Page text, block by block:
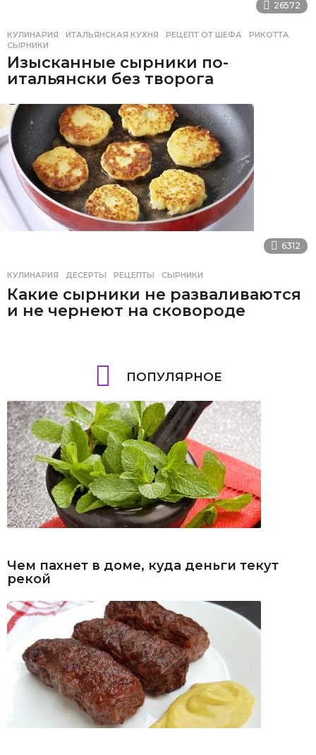
26572
КУЛИНАРИЯ ИТАЛЬЯНСКАЯ КУХНЯ ,РЕЦЕПТ ОТ ШЕФА ,РИКОТТА
СЫРНИКИ
Изысканные сырники по-
итальянски без творога
6312
КУЛИНАРИЯ ДЕСЕРТЫ ,РЕЦЕПТЫ ,СЫРНИКИ
Какие сырники не разваливаются
и не чернеют на сковороде
ПОПУЛЯРНОЕ
Чем пахнет в доме, куда деньги текут
рекой